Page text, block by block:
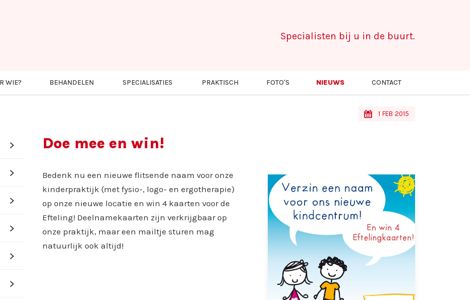
Specialisten bij u in de buurt.
WIE? BEHANDELEN SPECIALISATIES PRAKTISCH FOTO'S NIEUWS CONTACT
s 1 FEB 2015
Doe mee en win!
Bedenk nu een nieuwe flitsende naam voor onze
kinderpraktijk (met fysio-, logo- en ergotherapie)
op onze nieuwe locatie en win 4 kaarten voor de
Efteling! Deelnamekaarten zijn verkrijgbaar op
onze praktijk, maar een mailtje sturen mag
natuurlijk ook altijd!
d
d
d
d
d
d